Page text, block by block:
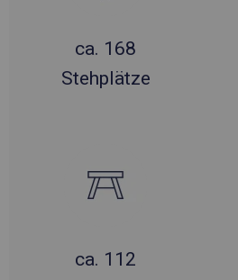
ca. 168
Stehplätze
ca. 112